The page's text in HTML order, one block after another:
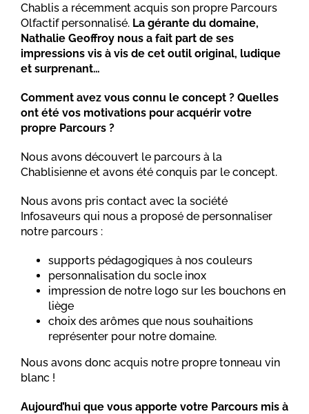
Chablis a récemment acquis son propre Parcours
Olfactif personnalisé. La gérante du domaine,
Nathalie Geoffroy nous a fait part de ses
impressions vis à vis de cet outil original, ludique
et surprenant…
Comment avez vous connu le concept ? Quelles
ont été vos motivations pour acquérir votre
propre Parcours ?
Nous avons découvert le parcours à la
Chablisienne et avons été conquis par le concept.
Nous avons pris contact avec la société
Infosaveurs qui nous a proposé de personnaliser
notre parcours :
supports pédagogiques à nos couleurs
personnalisation du socle inox
impression de notre logo sur les bouchons en
liège
choix des arômes que nous souhaitions
représenter pour notre domaine.
Nous avons donc acquis notre propre tonneau vin
blanc !
Aujourd’hui que vous apporte votre Parcours mis à